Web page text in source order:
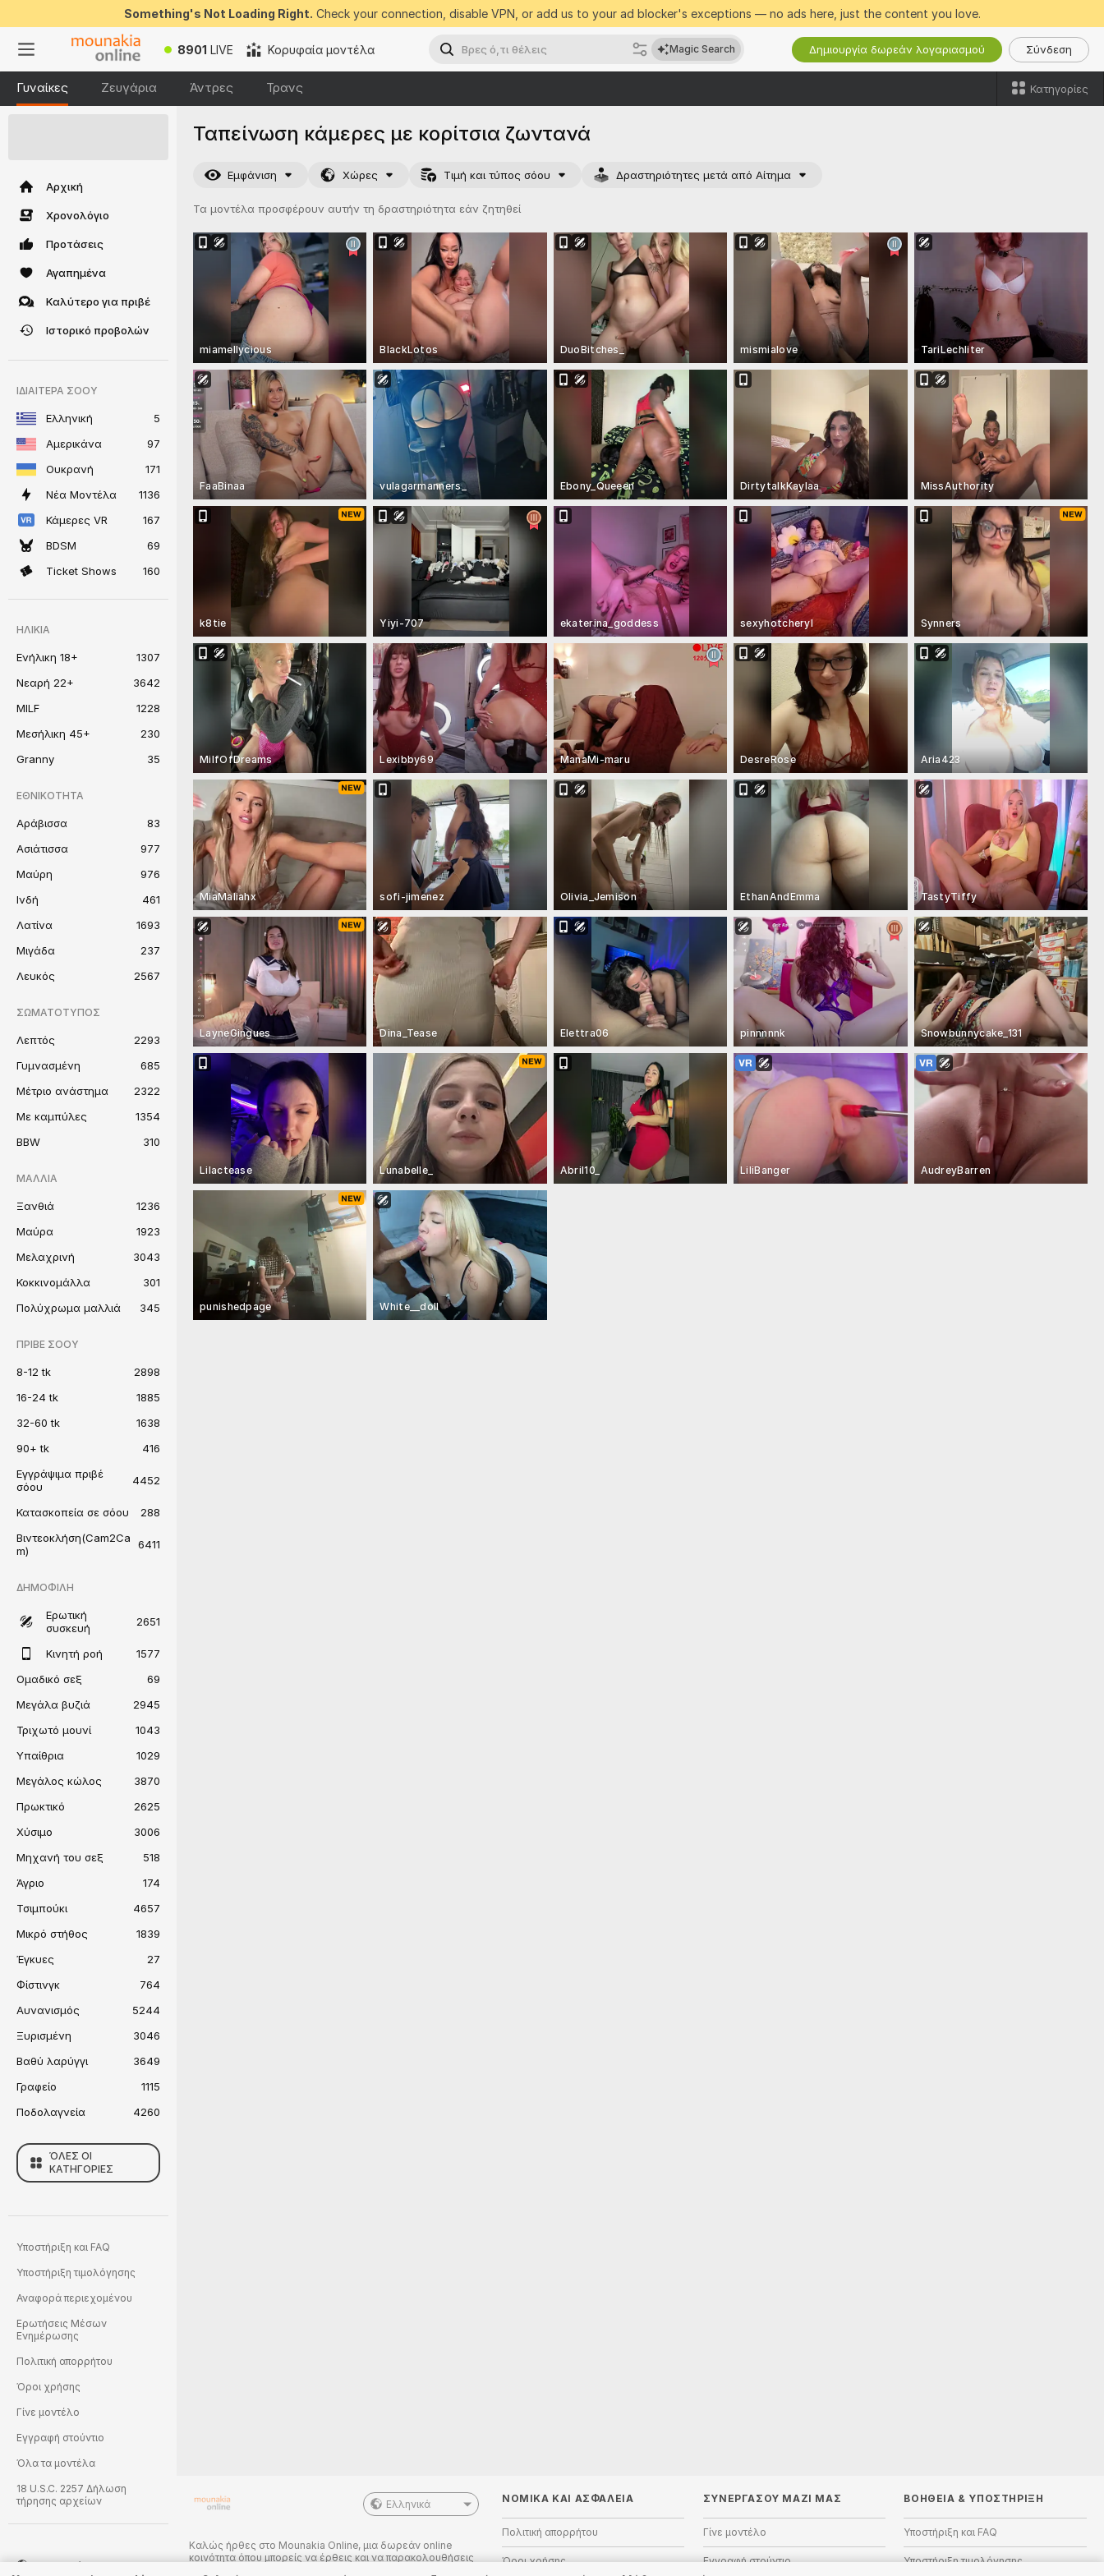
Something's Not Loading Right. Check your connection, disable VPN, or add us to your ad blocker's exceptions — no ads here, just the content you love.
8901 LIVE Κορυφαία μοντέλα Magic Search Δημιουργία δωρεάν λογαριασμού Σύνδεση
Γυναίκες Ζευγάρια Άντρες Τρανς Κατηγορίες
Αρχική
Χρονολόγιο
Προτάσεις
Αγαπημένα
Καλύτερο για πριβέ
Ιστορικό προβολών
ΙΔΙΑΙΤΕΡΑ ΣΟΟΥ
Ελληνική
5
Αμερικάνα
97
Ουκρανή
171
Νέα Μοντέλα
1136
Κάμερες VR
167
BDSM
69
Ticket Shows
160
ΗΛΙΚΊΑ
Ενήλικη 18+
1307
Νεαρή 22+
3642
MILF
1228
Μεσήλικη 45+
230
Granny
35
ΕΘΝΙΚΌΤΗΤΑ
Αράβισσα
83
Ασιάτισσα
977
Μαύρη
976
Ινδή
461
Λατίνα
1693
Μιγάδα
237
Λευκός
2567
ΣΩΜΑΤΌΤΥΠΟΣ
Λεπτός
2293
Γυμνασμένη
685
Μέτριο ανάστημα
2322
Με καμπύλες
1354
BBW
310
ΜΑΛΛΙΆ
Ξανθιά
1236
Μαύρα
1923
Μελαχρινή
3043
Κοκκινομάλλα
301
Πολύχρωμα μαλλιά
345
ΠΡΙΒΈ ΣΌΟΥ
8-12 tk
2898
16-24 tk
1885
32-60 tk
1638
90+ tk
416
Εγγράψιμα πριβέ
σόου
4452
Κατασκοπεία σε σόου
288
Βιντεοκλήση(Cam2Ca
m)
6411
ΔΗΜΟΦΙΛΉ
Ερωτική
συσκευή
2651
Κινητή ροή
1577
Ομαδικό σεξ
69
Μεγάλα βυζιά
2945
Τριχωτό μουνί
1043
Υπαίθρια
1029
Μεγάλος κώλος
3870
Πρωκτικό
2625
Χύσιμο
3006
Μηχανή του σεξ
518
Άγριο
174
Τσιμπούκι
4657
Μικρό στήθος
1839
Έγκυες
27
Φίστινγκ
764
Αυνανισμός
5244
Ξυρισμένη
3046
Βαθύ λαρύγγι
3649
Γραφείο
1115
Ποδολαγνεία
4260
ΌΛΕΣ ΟΙ
ΚΑΤΗΓΟΡΙΕΣ
Υποστήριξη και FAQ
Υποστήριξη τιμολόγησης
Αναφορά περιεχομένου
Ερωτήσεις Μέσων
Ενημέρωσης
Πολιτική απορρήτου
Όροι χρήσης
Γίνε μοντέλο
Εγγραφή στούντιο
Όλα τα μοντέλα
18 U.S.C. 2257 Δήλωση
τήρησης αρχείων
Ελληνικά
Ταπείνωση κάμερες με κορίτσια ζωντανά
Εμφάνιση Χώρες Τιμή και τύπος σόου Δραστηριότητες μετά από Αίτημα
Τα μοντέλα προσφέρουν αυτήν τη δραστηριότητα εάν ζητηθεί
miamellycious BlackLotos DuoBitches_ mismialove TariLechliter
FaaBinaa vulagarmanners_ Ebony_Queeen DirtytalkKaylaa MissAuthority
k8tie Yiyi-707 ekaterina_goddess sexyhotcheryl Synners
MilfOfDreams Lexibby69 ManaMi-maru DesreRose Aria423
MiaMaliahx sofi-jimenez Olivia_Jemison EthanAndEmma TastyTiffy
LayneGingues Dina_Tease Elettra06 pinnnnnk Snowbunnycake_131
Lilactease Lunabelle_ Abril10_ LiliBanger AudreyBarren
punishedpage White__doll
Ελληνικά
Καλώς ήρθες στο Mounakia Online, μια δωρεάν online
κοινότητα όπου μπορείς να έρθεις και να παρακολουθήσεις
ΝΟΜΙΚΑ ΚΑΙ ΑΣΦΑΛΕΙΑ
Πολιτική απορρήτου
Όροι χρήσης
ΣΥΝΕΡΓΑΣΟΥ ΜΑΖΙ ΜΑΣ
Γίνε μοντέλο
Εγγραφή στούντιο
ΒΟΉΘΕΙΑ & ΥΠΟΣΤΉΡΙΞΗ
Υποστήριξη και FAQ
Υποστήριξη τιμολόγησης